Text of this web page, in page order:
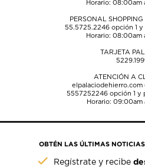
Horario: 08:00am
PERSONAL
55.5725.2246opción 1 y
Horario: 08:00am
TARJETA
ATENCIÓN A
elpalaciodehierro.com
5557252246opción 1 y
Horario: 09:00am
OBTÉN LAS ÚLTIMAS
Regístrate y recibe